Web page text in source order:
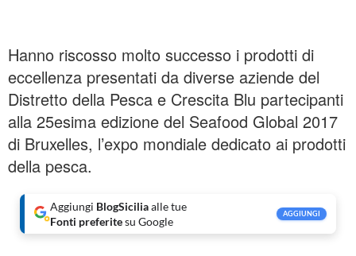
Hanno riscosso molto successo i prodotti di
eccellenza presentati da diverse aziende del
Distretto della Pesca e Crescita Blu partecipanti
alla 25esima edizione del Seafood Global 2017
di Bruxelles, l’expo mondiale dedicato ai prodotti
della pesca.
Aggiungi BlogSiciliaalle tue
Fonti preferitesu Google
AGGIUNGI